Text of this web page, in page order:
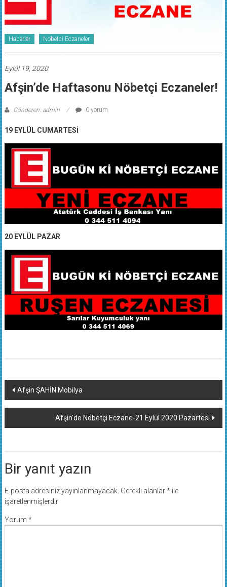
Haberler Nöbetci Eczaneler
Eylül 19, 2020
Afşin’de Haftasonu Nöbetçi Eczaneler!
Gönderen: admin 0 yorum
19 EYLÜL CUMARTESİ
20 EYLÜL PAZAR
Yazı
dolaşımı
Afşin ŞAHİN Mobilya
Afşin’de Nöbetçi Eczane-21 Eylül 2020 Pazartesi
Bir yanıt yazın
E-posta adresiniz yayınlanmayacak. Gerekli alanlar*ile
işaretlenmişlerdir
Yorum *